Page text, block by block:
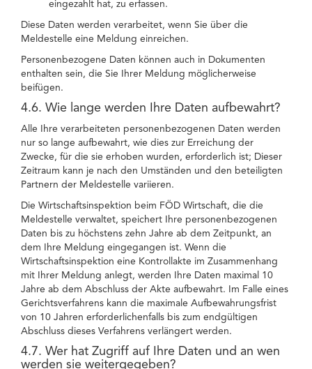
eingezahlt hat, zu erfassen.
Diese Daten werden verarbeitet, wenn Sie über die
Meldestelle eine Meldung einreichen.
Personenbezogene Daten können auch in Dokumenten
enthalten sein, die Sie Ihrer Meldung möglicherweise
beifügen.
4.6. Wie lange werden Ihre Daten aufbewahrt?
Alle Ihre verarbeiteten personenbezogenen Daten werden
nur so lange aufbewahrt, wie dies zur Erreichung der
Zwecke, für die sie erhoben wurden, erforderlich ist; Dieser
Zeitraum kann je nach den Umständen und den beteiligten
Partnern der Meldestelle variieren.
Die Wirtschaftsinspektion beim FÖD Wirtschaft, die die
Meldestelle verwaltet, speichert Ihre personenbezogenen
Daten bis zu höchstens zehn Jahre ab dem Zeitpunkt, an
dem Ihre Meldung eingegangen ist. Wenn die
Wirtschaftsinspektion eine Kontrollakte im Zusammenhang
mit Ihrer Meldung anlegt, werden Ihre Daten maximal 10
Jahre ab dem Abschluss der Akte aufbewahrt. Im Falle eines
Gerichtsverfahrens kann die maximale Aufbewahrungsfrist
von 10 Jahren erforderlichenfalls bis zum endgültigen
Abschluss dieses Verfahrens verlängert werden.
4.7. Wer hat Zugriff auf Ihre Daten und an wen
werden sie weitergegeben?